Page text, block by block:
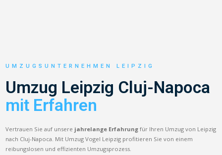
UMZUGSUNTERNEHMEN LEIPZIG
Umzug Leipzig Cluj-Napoca
mit Erfahren
Vertrauen Sie auf unsere jahrelange Erfahrung für Ihren Umzug von Leipzig
nach Cluj-Napoca. Mit Umzug Vogel Leipzig profitieren Sie von einem
reibungslosen und effizienten Umzugsprozess.